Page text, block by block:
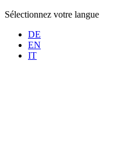
Sélectionnez votre langue
DE
EN
IT